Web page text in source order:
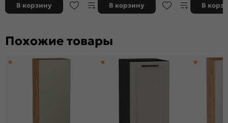
В корзину В корзину В
Похожие товары